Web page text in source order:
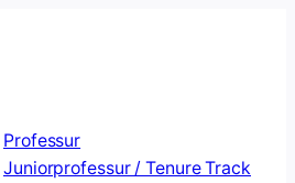
Professur
Juniorprofessur / Tenure Track